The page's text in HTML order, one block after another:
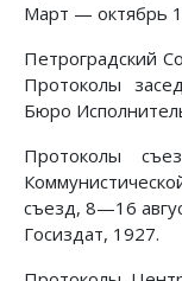
Март — октябрь
Петроградский
Протоколы
Бюро
Протоколы
съезд, 8—16
Госиздат, 1927.